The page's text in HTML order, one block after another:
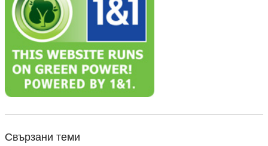
Свързани теми